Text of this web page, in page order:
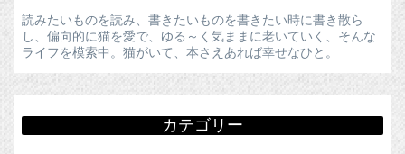
読みたいものを読み、書きたいものを書きたい時に書き散ら
し、偏向的に猫を愛で、ゆる～く気ままに老いていく、そんな
ライフを模索中。猫がいて、本さえあれば幸せなひと。
カテゴリー